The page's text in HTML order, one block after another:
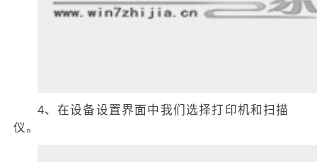
4、在设备设置界面中我们选择打印机和扫描
仪。